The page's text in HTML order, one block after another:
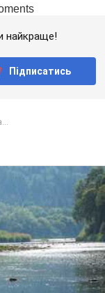
найкраще!
Підписатись